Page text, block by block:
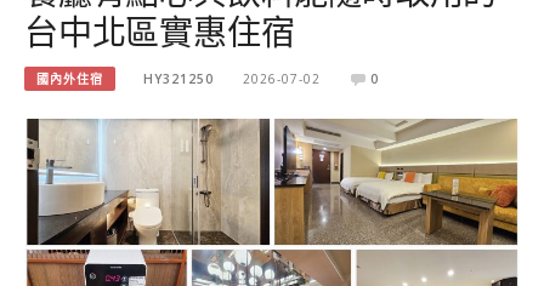
台中北區實惠住宿
國內外住宿 HY321250 2026-07-02 0